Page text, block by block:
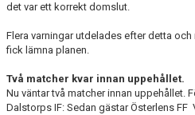
det var ett korrekt domslut.
Flera varningar utdelades efter detta
fick lämna planen.
Två matcher kvar innan uppehållet.
Nu väntar två matcher innan uppehållet.
Dalstorps IF: Sedan gästar Österlens FF